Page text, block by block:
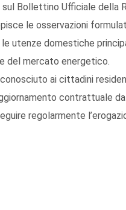
Bollettino Ufficiale della
le osservazioni
utenze domestiche
del mercato energetico.
ai cittadini
contrattuale
regolarmente